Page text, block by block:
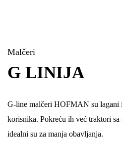
Malčeri
G LINIJA
G-line malčeri HOFMAN su lagani
korisnika. Pokreću ih već traktori sa
idealni su za manja obavljanja.